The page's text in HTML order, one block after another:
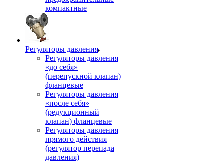
компактные
Регуляторы давления
Регуляторы давления
«до себя»
(перепускной клапан)
фланцевые
Регуляторы давления
«после себя»
(редукционный
клапан) фланцевые
Регуляторы давления
прямого действия
(регулятор перепада
давления)